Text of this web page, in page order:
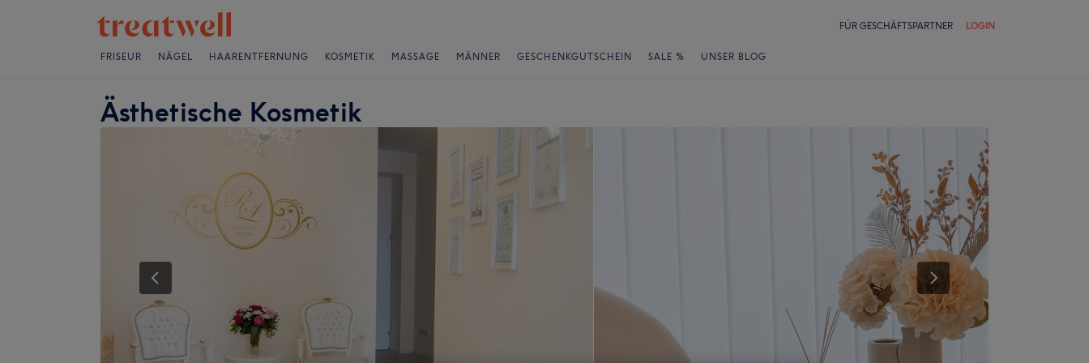
FÜR GESCHÄFTSPARTNER LOGIN
FRISEUR NÄGEL HAARENTFERNUNG KOSMETIK MASSAGE MÄNNER GESCHENKGUTSCHEIN SALE % UNSER BLOG
Ästhetische Kosmetik